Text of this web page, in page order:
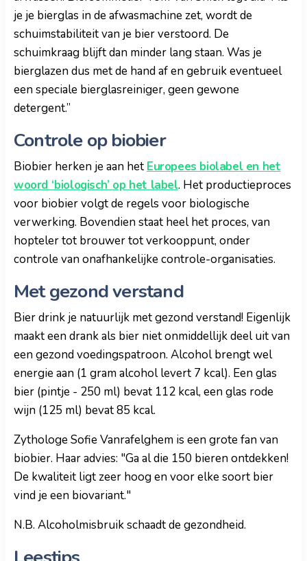
je je bierglas in de afwasmachine zet, wordt de
schuimstabiliteit van je bier verstoord. De
schuimkraag blijft dan minder lang staan. Was je
bierglazen dus met de hand af en gebruik eventueel
een speciale bierglasreiniger, geen gewone
detergent.”
Controle op biobier
Biobier herken je aan het Europees biolabel en het
woord ‘biologisch’ op het label. Het productieproces
voor biobier volgt de regels voor biologische
verwerking. Bovendien staat heel het proces, van
hopteler tot brouwer tot verkooppunt, onder
controle van onafhankelijke controle-organisaties.
Met gezond verstand
Bier drink je natuurlijk met gezond verstand! Eigenlijk
maakt een drank als bier niet onmiddellijk deel uit van
een gezond voedingspatroon. Alcohol brengt wel
energie aan (1 gram alcohol levert 7 kcal). Een glas
bier (pintje - 250 ml) bevat 112 kcal, een glas rode
wijn (125 ml) bevat 85 kcal.
Zythologe Sofie Vanrafelghem is een grote fan van
biobier. Haar advies: "Ga al die 150 bieren ontdekken!
De kwaliteit ligt zeer hoog en voor elke soort bier
vind je een biovariant."
N.B. Alcoholmisbruik schaadt de gezondheid.